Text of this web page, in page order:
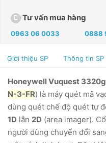
Tư vấn mua hàng
0963 06 0033 0888
Giới thiệu SP Thông tin SP
Honeywell Vuquest 3320g
N-3-FR) là máy quét mã
dùng quét chế độ quét tự
1D lẫn 2D (area imager).
người dùng chuyển đổi